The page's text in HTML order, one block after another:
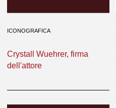
ICONOGRAFICA
Crystall Wuehrer, firma
dell'attore